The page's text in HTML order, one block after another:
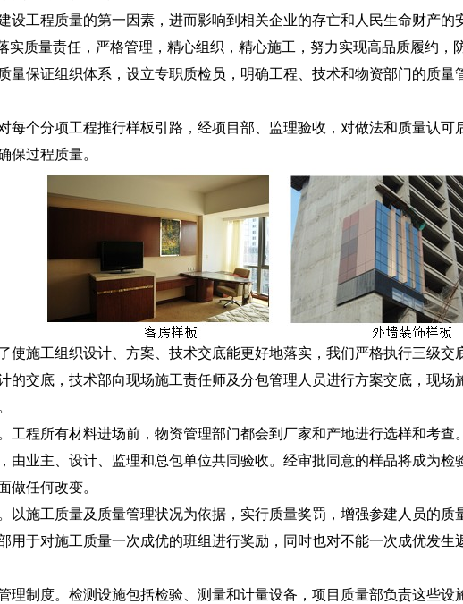
设工程质量的第一因素，进而影响到相关企业的存亡和人民生命财产的
实质量责任，严格管理，精心组织，精心施工，努力实现高品质履约，
量保证组织体系，设立专职质检员，明确工程、技术和物资部门的质量
每个分项工程推行样板引路，经项目部、监理验收，对做法和质量认可
保过程质量。
使施工组织设计、方案、技术交底能更好地落实，我们严格执行三级交
的交底，技术部向现场施工责任师及分包管理人员进行方案交底，现场
工程所有材料进场前，物资管理部门都会到厂家和产地进行选样和考查
由业主、设计、监理和总包单位共同验收。经审批同意的样品将成为检
做任何改变。
以施工质量及质量管理状况为依据，实行质量奖罚，增强参建人员的
用于对施工质量一次成优的班组进行奖励，同时也对不能一次成优发生
理制度。检测设施包括检验、测量和计量设备，项目质量部负责这些设